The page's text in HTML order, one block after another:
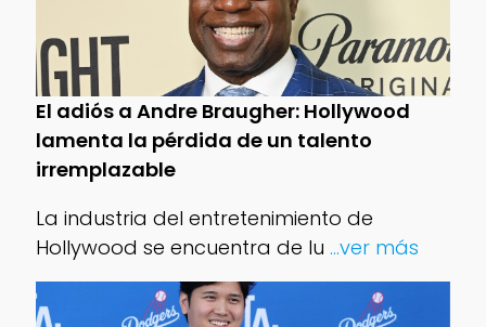
El adiós a Andre Braugher: Hollywood
lamenta la pérdida de un talento
irremplazable
La industria del entretenimiento de
Hollywood se encuentra de lu ...ver más